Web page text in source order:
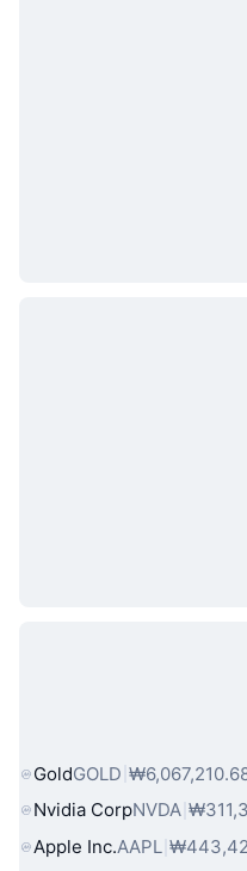
GoldGOLD
Nvidia CorpNVDA
Apple Inc.AAPL